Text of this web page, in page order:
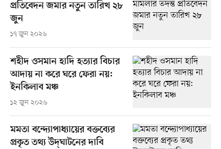
প্রতিবেদন জমার নতুন তারিখ ২৮
জুন
১৭ জুন ২০২৬
শহীদ ওসমান হাদি হত্যার বিচার
আদায় না করে ঘরে ফেরা নয়:
ইনকিলাব মঞ্চ
১২ জুন ২০২৬
মমতা বন্দ্যোপাধ্যায়ের বক্তব্যের
প্রকৃত তথ্য উদ্‌ঘাটনের দাবি